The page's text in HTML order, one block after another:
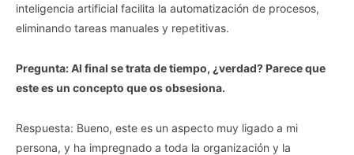
inteligencia artificial facilita la automatización de procesos,
eliminando tareas manuales y repetitivas.
Pregunta: Al final se trata de tiempo, ¿verdad? Parece que
este es un concepto que os obsesiona.
Respuesta: Bueno, este es un aspecto muy ligado a mi
persona, y ha impregnado a toda la organización y la